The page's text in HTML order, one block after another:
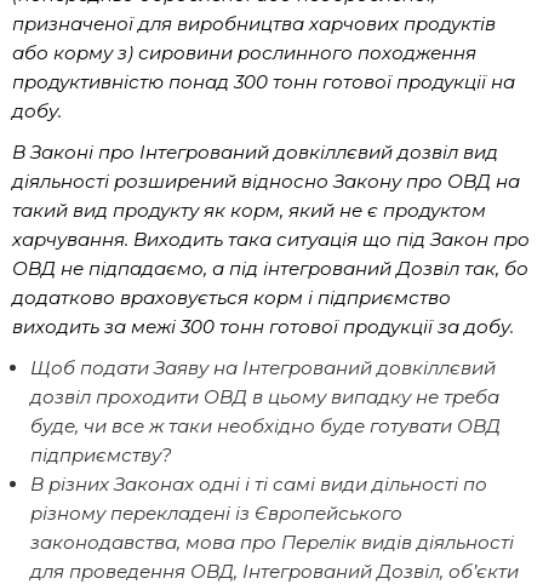
призначеної для виробництва харчових продуктів
або корму з) сировини рослинного походження
продуктивністю понад 300 тонн готової продукції на
добу.
В Законі про Інтегрований довкіллєвий дозвіл вид
діяльності розширений відносно Закону про ОВД на
такий вид продукту як корм, який не є продуктом
харчування. Виходить така ситуація що під Закон про
ОВД не підпадаємо, а під інтегрований Дозвіл так, бо
додатково враховується корм і підприємство
виходить за межі 300 тонн готової продукції за добу.
Щоб подати Заяву на Інтегрований довкіллєвий
дозвіл проходити ОВД в цьому випадку не треба
буде, чи все ж таки необхідно буде готувати ОВД
підприємству?
В різних Законах одні і ті самі види дільності по
різному перекладені із Європейського
законодавства, мова про Перелік видів діяльності
для проведення ОВД, Інтегрований Дозвіл, об’єкти